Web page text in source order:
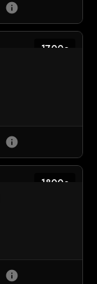
info
1700c
info
1800c
info